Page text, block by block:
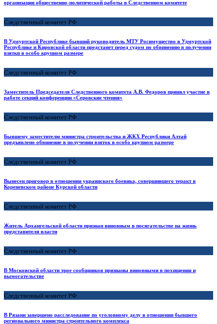
организации общественно-политической работы в Следственном комитете
Следственный комитет РФ
В Удмуртской Республике бывший руководитель МТУ Росимущество в Удмуртской
Республике и Кировской области предстанет перед судом по обвинению в получении
взятки в особо крупном размере
Следственный комитет РФ
Заместитель Председателя Следственного комитета А.В. Федоров принял участие в
работе секций конференции «Серовские чтения»
Следственный комитет РФ
Бывшему заместителю министра строительства и ЖКХ Республики Алтай
предъявлено обвинение в получении взяток в особо крупном размере
Следственный комитет РФ
Вынесен приговор в отношении украинского боевика, совершившего теракт в
Кореневском районе Курской области
Следственный комитет РФ
Житель Архангельской области признан виновным в посягательстве на жизнь
представителя власти
Следственный комитет РФ
В Московской области трое сообщников признаны виновными в похищении и
вымогательстве
Следственный комитет РФ
В Рязани завершено расследование по уголовному делу в отношении бывшего
регионального министра строительного комплекса